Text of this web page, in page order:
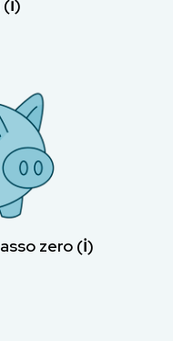
zero (ℹ︎)